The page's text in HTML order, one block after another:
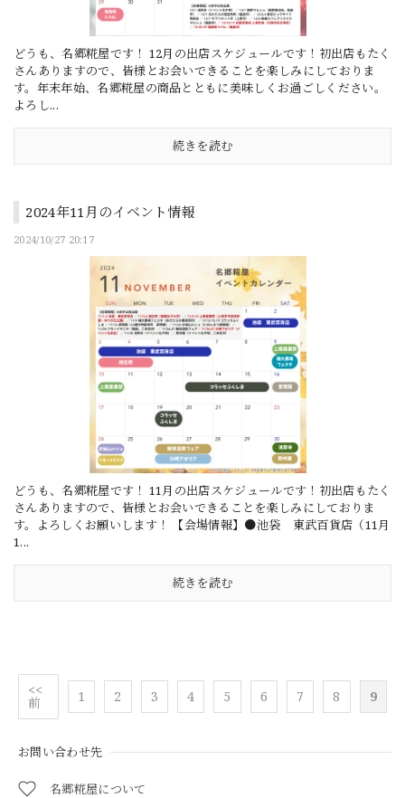
お問い合わせ先
名郷糀屋について
どうも、名郷糀屋です！ 12月の出店スケジュールです！初出店もたく
さんありますので、皆様とお会いできることを楽しみにしておりま
す。年末年始、名郷糀屋の商品とともに美味しくお過ごしください。
よろし...
続きを読む
2024年11月のイベント情報
2024/10/27 20:17
どうも、名郷糀屋です！ 11月の出店スケジュールです！初出店もたく
さんありますので、皆様とお会いできることを楽しみにしておりま
す。よろしくお願いします！ 【会場情報】●池袋 東武百貨店（11月
1...
続きを読む
<<
前 1 2 3 4 5 6 7 8 9